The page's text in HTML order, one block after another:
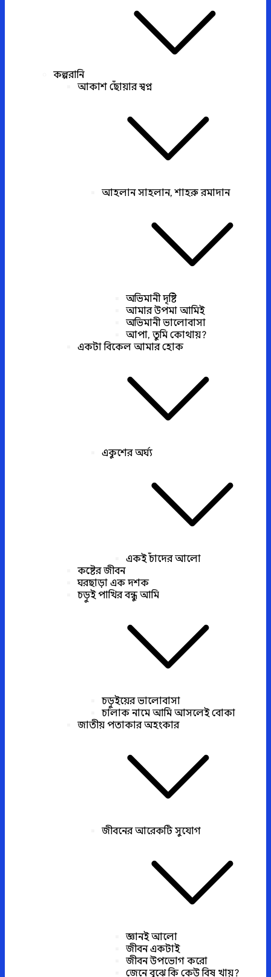
কল্পরানি
আকাশ ছোঁয়ার স্বপ্ন
আহলান সাহলান, শাহরু রমাদান
অভিমানী দৃষ্টি
আমার উপমা আমিই
অভিমানী ভালোবাসা
আপা, তুমি কোথায়?
একটা বিকেল আমার হোক
একুশের অর্ঘ্য
একই চাঁদের আলো
কষ্টের জীবন
ঘরছাড়া এক দশক
চড়ুই পাখির বন্ধু আমি
চড়ুইয়ের ভালোবাসা
চালাক নামে আমি আসলেই বোকা
জাতীয় পতাকার অহংকার
জীবনের আরেকটি সুযোগ
জ্ঞানই আলো
জীবন একটাই
জীবন উপভোগ করো
জেনে বুঝে কি কেউ বিষ খায়?